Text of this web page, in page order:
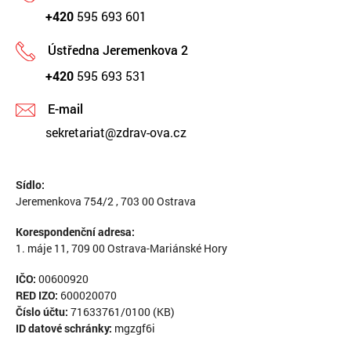
+420 595 693 601
Ústředna Jeremenkova 2
+420 595 693 531
E-mail
sekretariat@zdrav-ova.cz
Sídlo:
Jeremenkova 754/2 , 703 00 Ostrava
Korespondenční adresa:
1. máje 11, 709 00 Ostrava-Mariánské Hory
IČO: 00600920
RED IZO: 600020070
Číslo účtu: 71633761/0100 (KB)
ID datové schránky: mgzgf6i